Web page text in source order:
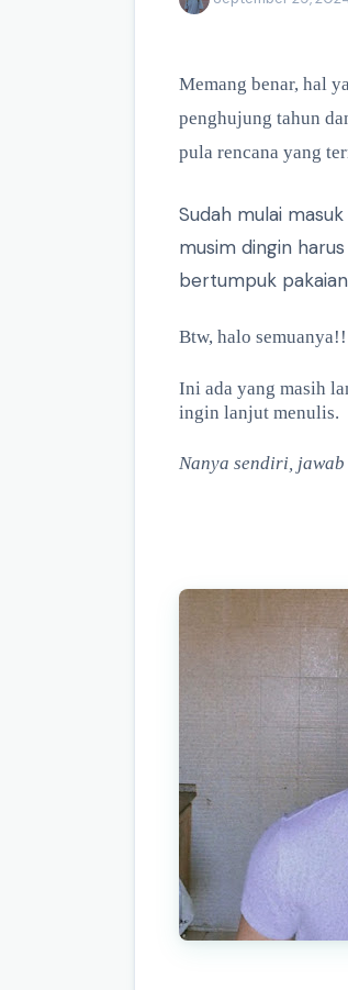
Memang benar, hal
penghujung tahun
pula rencana yang
Sudah mulai
musim dingin
bertumpuk
Btw, halo
Ini ada yang masih
ingin lanjut menulis.
Nanya sendiri,